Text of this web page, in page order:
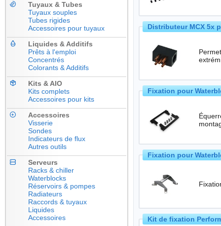
Tuyaux & Tubes
Tuyaux souples
Tubes rigides
Accessoires pour tuyaux
Liquides & Additifs
Prêts à l'emploi
Concentrés
Colorants & Additifs
Kits & AIO
Kits complets
Accessoires pour kits
Accessoires
Visserie
Sondes
Indicateurs de flux
Autres outils
Serveurs
Racks & chiller
Waterblocks
Réservoirs & pompes
Radiateurs
Raccords & tuyaux
Liquides
Accessoires
Distributeur MCX 5x
Fixation pour
Fixation pour
Kit de fixation